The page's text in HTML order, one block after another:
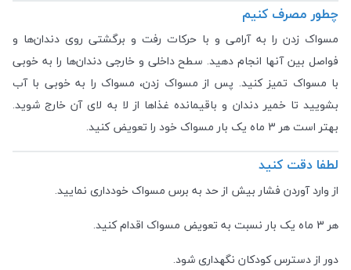
چطور مصرف کنیم
مسواک زدن را به آرامی و با حرکات رفت و برگشتی روی دندان‌ها و
فواصل بین آنها انجام دهید. سطح داخلی و خارجی دندان‌ها را به خوبی
با مسواک تمیز کنید. پس از مسواک زدن، مسواک را به خوبی با آب
بشویید تا خمیر دندان و باقیمانده غذاها از لا به لای آن خارج شوید.
بهتر است هر 3 ماه یک بار مسواک خود را تعویض کنید.
لطفا دقت کنید
از وارد آوردن فشار بیش از حد به برس مسواک خودداری نمایید.
هر 3 ماه یک بار نسبت به تعویض مسواک اقدام کنید.
دور از دسترس کودکان نگهداری شود.